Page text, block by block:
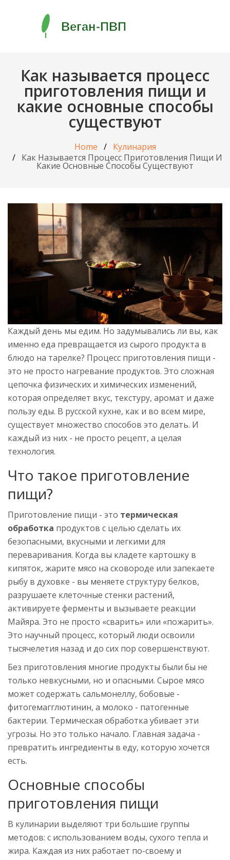
Как называется процесс
приготовления пищи и
какие основные способы
существуют
Home
Кулинария
Как Называется Процесс Приготовления Пищи И
Какие Основные Способы Существуют
Каждый день мы едим. Но задумывались ли вы, как
именно еда превращается из сырого продукта в
блюдо на тарелке? Процесс приготовления пищи -
это не просто нагревание продуктов. Это сложная
цепочка физических и химических изменений,
которая определяет вкус, текстуру, аромат и даже
пользу еды. В русской кухне, как и во всем мире,
существует множество способов это делать. И
каждый из них - не просто рецепт, а целая
технология.
Что такое приготовление
пищи?
Приготовление пищи - это термическая
обработка продуктов с целью сделать их
безопасными, вкусными и легкими для
переваривания. Когда вы кладете картошку в
кипяток, жарите мясо на сковороде или запекаете
рыбу в духовке - вы меняете структуру белков,
разрушаете клеточные стенки растений,
активируете ферменты и вызываете реакции
Майяра. Это не просто «сварить» или «пожарить».
Это научный процесс, который люди освоили
тысячелетия назад и до сих пор совершенствуют.
Без приготовления многие продукты были бы не
только невкусными, но и опасными. Сырое мясо
может содержать сальмонеллу, бобовые -
фитогемагглютинин, а молоко - патогенные
бактерии. Термическая обработка убивает эти
угрозы. Но это только начало. Главная задача -
превратить ингредиенты в еду, которую хочется
есть.
Основные способы
приготовления пищи
В кулинарии выделяют три большие группы
методов: с использованием воды, сухого тепла и
жира. Каждая из них работает по-своему и